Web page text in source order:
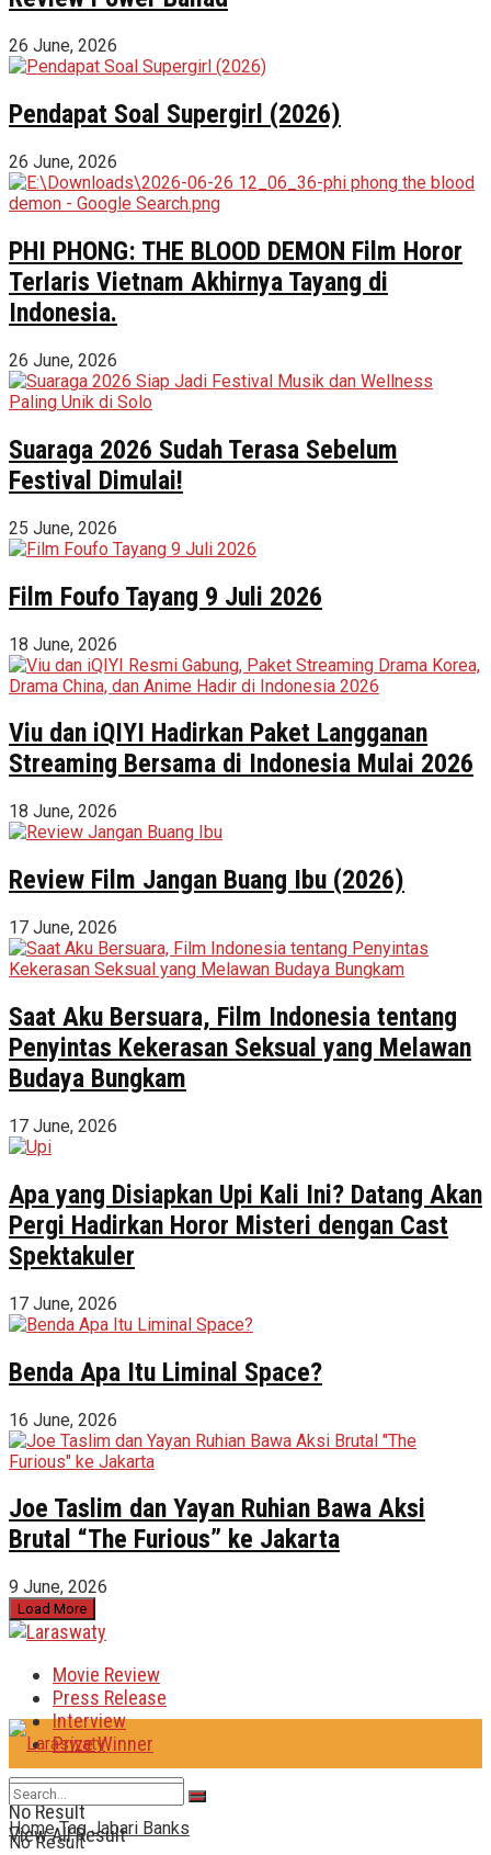
26 June, 2026
Pendapat Soal Supergirl (2026)
26 June, 2026
PHI PHONG: THE BLOOD DEMON Film Horor
Terlaris Vietnam Akhirnya Tayang di
Indonesia.
26 June, 2026
Suaraga 2026 Sudah Terasa Sebelum
Festival Dimulai!
25 June, 2026
Film Foufo Tayang 9 Juli 2026
18 June, 2026
Viu dan iQIYI Hadirkan Paket Langganan
Streaming Bersama di Indonesia Mulai 2026
18 June, 2026
Review Film Jangan Buang Ibu (2026)
17 June, 2026
Saat Aku Bersuara, Film Indonesia tentang
Penyintas Kekerasan Seksual yang Melawan
Budaya Bungkam
17 June, 2026
Apa yang Disiapkan Upi Kali Ini? Datang Akan
Pergi Hadirkan Horor Misteri dengan Cast
Spektakuler
17 June, 2026
Benda Apa Itu Liminal Space?
16 June, 2026
Joe Taslim dan Yayan Ruhian Bawa Aksi
Brutal “The Furious” ke Jakarta
9 June, 2026
Load More
Movie Review
Press Release
Interview
Prize Winner
No Result
View All Result
No Result
Home Tag Jabari Banks